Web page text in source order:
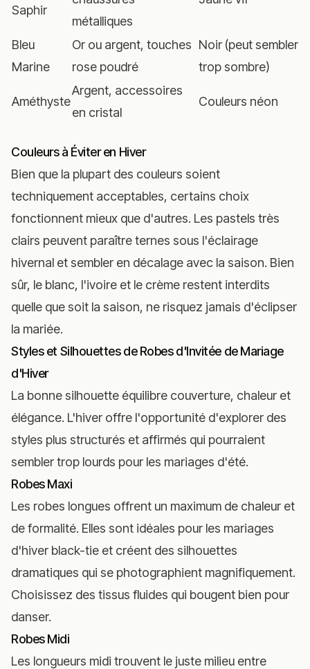
Saphir
métalliques
Bleu
Marine
Or ou argent, touches
rose poudré
Noir (peut sembler
trop sombre)
Améthyste
Argent, accessoires
en cristal
Couleurs néon
Couleurs à Éviter en Hiver
Bien que la plupart des couleurs soient
techniquement acceptables, certains choix
fonctionnent mieux que d'autres. Les pastels très
clairs peuvent paraître ternes sous l'éclairage
hivernal et sembler en décalage avec la saison. Bien
sûr, le blanc, l'ivoire et le crème restent interdits
quelle que soit la saison, ne risquez jamais d'éclipser
la mariée.
Styles et Silhouettes de Robes d'Invitée de Mariage
d'Hiver
La bonne silhouette équilibre couverture, chaleur et
élégance. L'hiver offre l'opportunité d'explorer des
styles plus structurés et affirmés qui pourraient
sembler trop lourds pour les mariages d'été.
Robes Maxi
Les robes longues offrent un maximum de chaleur et
de formalité. Elles sont idéales pour les mariages
d'hiver black-tie et créent des silhouettes
dramatiques qui se photographient magnifiquement.
Choisissez des tissus fluides qui bougent bien pour
danser.
Robes Midi
Les longueurs midi trouvent le juste milieu entre